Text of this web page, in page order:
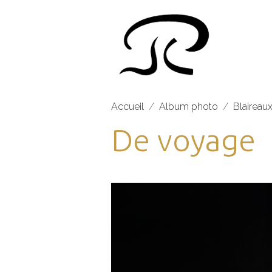
Accueil Album photo
De voyage